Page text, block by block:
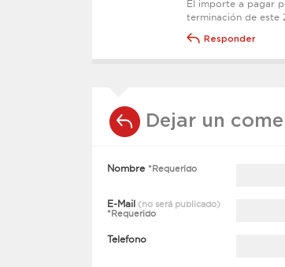
El importe a pagar
terminación de este
Responder
Dejar un
Nombre *Requerido
E-Mail (no será publicado)
*Requerido
Telefono